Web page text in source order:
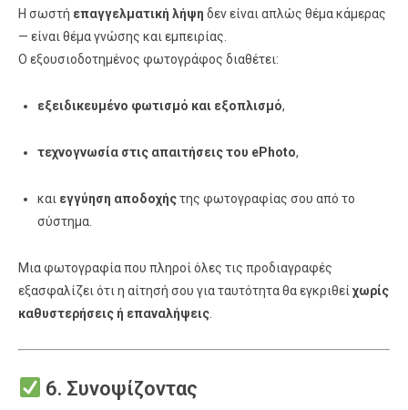
Η σωστή επαγγελματική λήψη δεν είναι απλώς θέμα κάμερας
— είναι θέμα γνώσης και εμπειρίας.
Ο εξουσιοδοτημένος φωτογράφος διαθέτει:
εξειδικευμένο φωτισμό και εξοπλισμό,
τεχνογνωσία στις απαιτήσεις του ePhoto,
και εγγύηση αποδοχήςτης φωτογραφίας σου από το
σύστημα.
Μια φωτογραφία που πληροί όλες τις προδιαγραφές
εξασφαλίζει ότι η αίτησή σου για ταυτότητα θα εγκριθείχωρίς
καθυστερήσεις ή επαναλήψεις
6. Συνοψίζοντας